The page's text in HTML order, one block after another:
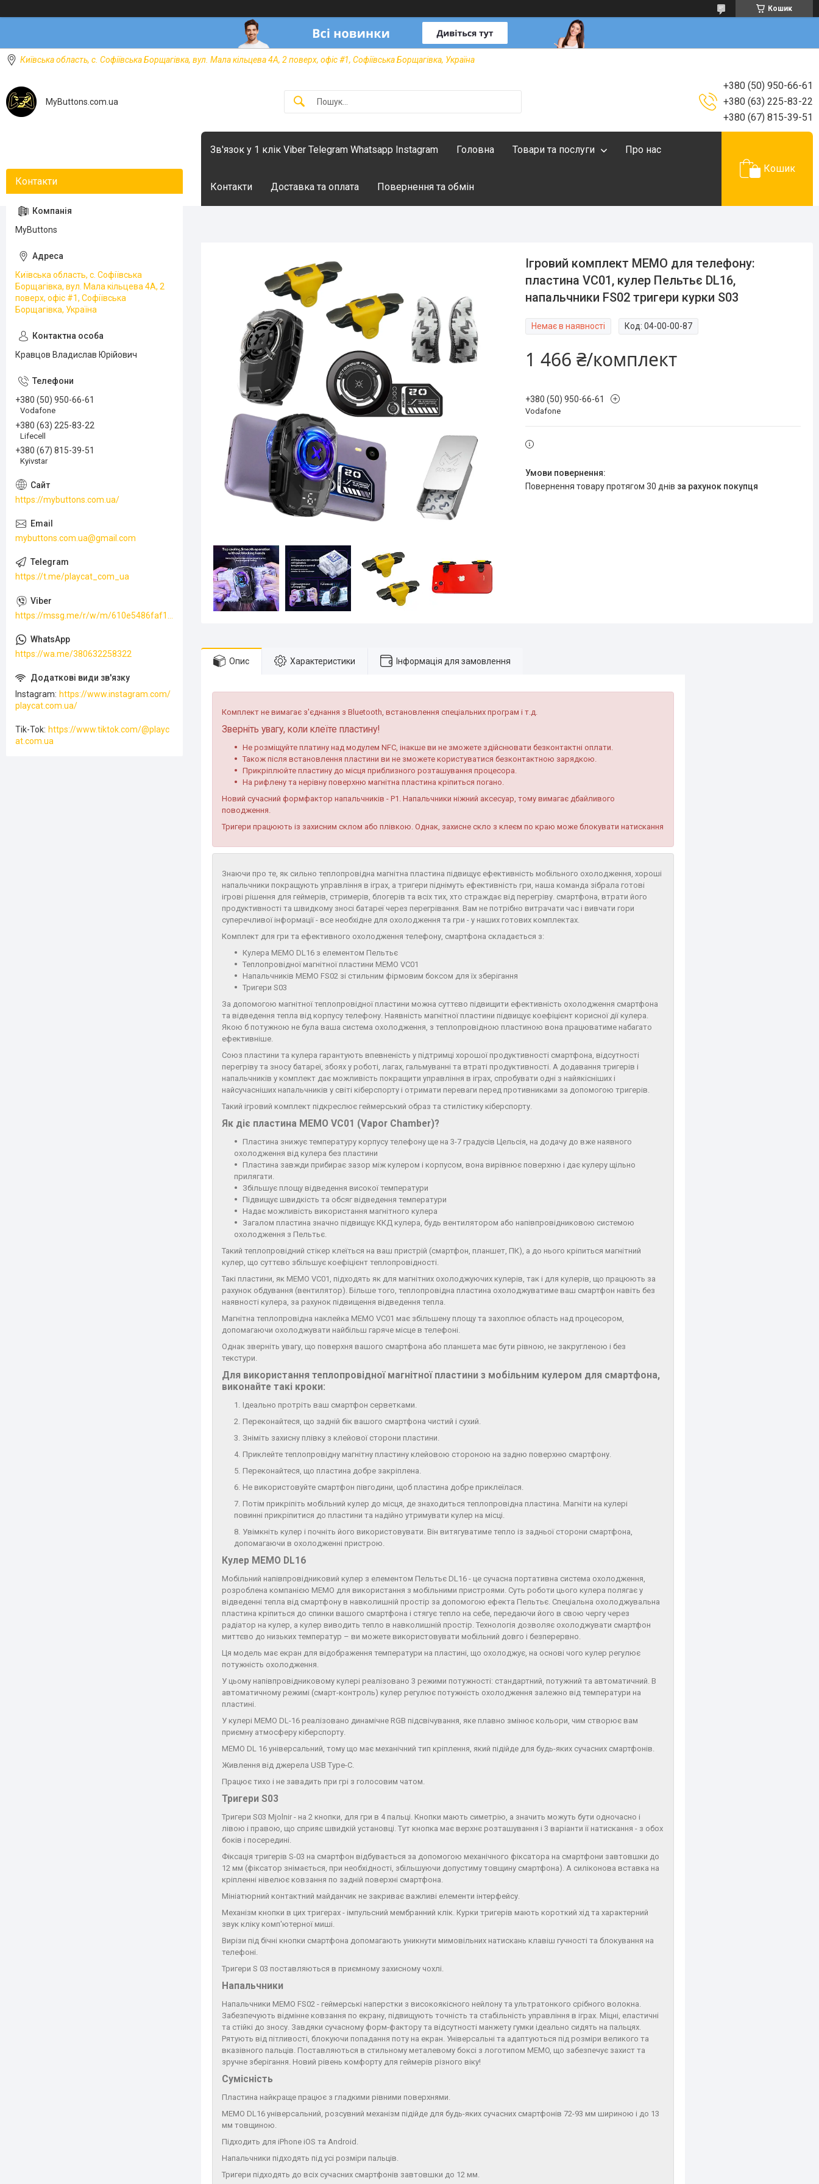
Кошик
Київська область, с. Софіївська Борщагівка, вул. Мала кільцева 4А, 2 поверх, офіс #1, Софіївська Борщагівка, Україна
MyButtons.com.ua
+380 (50) 950-66-61
+380 (63) 225-83-22
+380 (67) 815-39-51
Зв'язок у 1 клік Viber Telegram Whatsapp Instagram Головна Товари та послуги Про нас
Контакти Доставка та оплата Повернення та обмін
Кошик
Ігровий комплект MEMO для телефону:
пластина VC01, кулер Пельтьє DL16,
напальчники FS02 тригери курки S03
Немає в наявності Код:04-00-00-87
1 466 ₴/комплект
+380 (50) 950-66-61
Vodafone
повернення товару протягом 30 днів за рахунок покупця
Опис Характеристики Інформація для замовлення
Комплект не вимагає з'єднання з Bluetooth, встановлення спеціальних програм і т.д.
Зверніть увагу, коли клеїте пластину!
Не розміщуйте платину над модулем NFC, інакше ви не зможете здійснювати безконтактні оплати.
Також після встановлення пластини ви не зможете користуватися безконтактною зарядкою.
Прикріплюйте пластину до місця приблизного розташування процесора.
На рифлену та нерівну поверхню магнітна пластина кріпиться погано.
Новий сучасний формфактор напальчників - P1. Напальчники ніжний аксесуар, тому вимагає дбайливого
поводження.
Тригери працюють із захисним склом або плівкою. Однак, захисне скло з клеєм по краю може блокувати натискання
Знаючи про те, як сильно теплопровідна магнітна пластина підвищує ефективність мобільного охолодження, хороші
напальчники покращують управління в іграх, а тригери піднімуть ефективність гри, наша команда зібрала готові
ігрові рішення для геймерів, стримерів, блогерів та всіх тих, хто страждає від перегріву. смартфона, втрати його
продуктивності та швидкому зносі батареї через перегрівання. Вам не потрібно витрачати час і вивчати гори
суперечливої інформації - все необхідне для охолодження та гри - у наших готових комплектах.
Комплект для гри та ефективного охолодження телефону, смартфона складається з:
Кулера MEMO DL16 з елементом Пельтьє
Теплопровідної магнітної пластини MEMO VC01
Напальчників MEMO FS02 зі стильним фірмовим боксом для їх зберігання
Тригери S03
За допомогою магнітної теплопровідної пластини можна суттєво підвищити ефективність охолодження смартфона
та відведення тепла від корпусу телефону. Наявність магнітної пластини підвищує коефіцієнт корисної дії кулера.
Якою б потужною не була ваша система охолодження, з теплопровідною пластиною вона працюватиме набагато
ефективніше.
Союз пластини та кулера гарантують впевненість у підтримці хорошої продуктивності смартфона, відсутності
перегріву та зносу батареї, збоях у роботі, лагах, гальмуванні та втраті продуктивності. А додавання тригерів і
напальчників у комплект дає можливість покращити управління в іграх, спробувати одні з найякісніших і
найсучасніших напальчників у світі кіберспорту і отримати переваги перед противниками за допомогою тригерів.
Такий ігровий комплект підкреслює геймерський образ та стилістику кіберспорту.
Як діє пластина MEMO VC01 (Vapor Chamber)?
Пластина знижує температуру корпусу телефону ще на 3-7 градусів Цельсія, на додачу до вже наявного
охолодження від кулера без пластини
Пластина завжди прибирає зазор між кулером і корпусом, вона вирівнює поверхню і дає кулеру щільно
прилягати.
Збільшує площу відведення високої температури
Підвищує швидкість та обсяг відведення температури
Надає можливість використання магнітного кулера
Загалом пластина значно підвищує ККД кулера, будь вентилятором або напівпровідниковою системою
охолодження з Пельтьє.
Такий теплопровідний стікер клеїться на ваш пристрій (смартфон, планшет, ПК), а до нього кріпиться магнітний
кулер, що суттєво збільшує коефіцієнт теплопровідності.
Такі пластини, як MEMO VC01, підходять як для магнітних охолоджуючих кулерів, так і для кулерів, що працюють за
рахунок обдування (вентилятор). Більше того, теплопровідна пластина охолоджуватиме ваш смартфон навіть без
наявності кулера, за рахунок підвищення відведення тепла.
Магнітна теплопровідна наклейка MEMO VC01 має збільшену площу та захоплює область над процесором,
допомагаючи охолоджувати найбільш гаряче місце в телефоні.
Однак зверніть увагу, що поверхня вашого смартфона або планшета має бути рівною, не закругленою і без
текстури.
Для використання теплопровідної магнітної пластини з мобільним кулером для смартфона,
виконайте такі кроки:
Ідеально протріть ваш смартфон серветками.
Переконайтеся, що задній бік вашого смартфона чистий і сухий.
Зніміть захисну плівку з клейової сторони пластини.
Приклейте теплопровідну магнітну пластину клейовою стороною на задню поверхню смартфону.
Переконайтеся, що пластина добре закріплена.
Не використовуйте смартфон півгодини, щоб пластина добре приклеїлася.
Потім прикріпіть мобільний кулер до місця, де знаходиться теплопровідна пластина. Магніти на кулері
повинні прикріпитися до пластини та надійно утримувати кулер на місці.
Увімкніть кулер і почніть його використовувати. Він витягуватиме тепло із задньої сторони смартфона,
допомагаючи в охолодженні пристрою.
Кулер MEMO DL16
Мобільний напівпровідниковий кулер з елементом Пельтьє DL16 - це сучасна портативна система охолодження,
розроблена компанією MEMO для використання з мобільними пристроями. Суть роботи цього кулера полягає у
відведенні тепла від смартфону в навколишній простір за допомогою ефекта Пельтьє. Спеціальна охолоджувальна
пластина кріпиться до спинки вашого смартфона і стягує тепло на себе, передаючи його в свою чергу через
радіатор на кулер, а кулер виводить тепло в навколишній простір. Технологія дозволяє охолоджувати смартфон
миттєво до низьких температур – ви можете використовувати мобільний довго і безперервно.
Ця модель має екран для відображення температури на пластині, що охолоджує, на основі чого кулер регулює
потужність охолодження.
У цьому напівпровідниковому кулері реалізовано 3 режими потужності: стандартний, потужний та автоматичний. В
автоматичному режимі (смарт-контроль) кулер регулює потужність охолодження залежно від температури на
пластині.
У кулері MEMO DL-16 реалізовано динамічне RGB підсвічування, яке плавно змінює кольори, чим створює вам
приємну атмосферу кіберспорту.
MEMO DL 16 універсальний, тому що має механічний тип кріплення, який підійде для будь-яких сучасних смартфонів.
Живлення від джерела USB Type-C.
Працює тихо і не завадить при грі з голосовим чатом.
Тригери S03
Тригери S03 Mjolnir - на 2 кнопки, для гри в 4 пальці. Кнопки мають симетрію, а значить можуть бути одночасно і
лівою і правою, що сприяє швидкій установці. Тут кнопка має верхнє розташування і 3 варіанти її натискання - з обох
боків і посередині.
Фіксація тригерів S-03 на смартфон відбувається за допомогою механічного фіксатора на смартфони завтовшки до
12 мм (фіксатор знімається, при необхідності, збільшуючи допустиму товщину смартфона). А силіконова вставка на
кріпленні нівелює ковзання по задній поверхні смартфона.
Мініатюрний контактний майданчик не закриває важливі елементи інтерфейсу.
Механізм кнопки в цих тригерах - імпульсний мембранний клік. Курки тригерів мають короткий хід та характерний
звук кліку комп'ютерної миші.
Вирізи під бічні кнопки смартфона допомагають уникнути мимовільних натискань клавіш гучності та блокування на
телефоні.
Тригери S 03 поставляються в приємному захисному чохлі.
Напальчники
Напальчники MEMO FS02 - геймерські наперстки з високоякісного нейлону та ультратонкого срібного волокна.
Забезпечують відмінне ковзання по екрану, підвищують точність та стабільність управління в іграх. Міцні, еластичні
та стійкі до зносу. Завдяки сучасному форм-фактору та відсутності манжету гумки ідеально сидять на пальцях.
Рятують від пітливості, блокуючи попадання поту на екран. Універсальні та адаптуються під розміри великого та
вказівного пальців. Поставляються в стильному металевому боксі з логотипом MEMO, що забезпечує захист та
зручне зберігання. Новий рівень комфорту для геймерів різного віку!
Сумісність
Пластина найкраще працює з гладкими рівними поверхнями.
MEMO DL16 універсальний, розсувний механізм підійде для будь-яких сучасних смартфонів 72-93 мм шириною і до 13
мм товщиною.
Підходить для iPhone iOS та Android.
Напальчники підходять під усі розміри пальців.
Тригери підходять до всіх сучасних смартфонів завтовшки до 12 мм.
MyButtons
Київська область, с. Софіївська
Борщагівка, вул. Мала кільцева 4А, 2
поверх, офіс #1, Софіївська
Борщагівка, Україна
Кравцов Владислав Юрійович
+380 (50) 950-66-61
Vodafone
+380 (63) 225-83-22
Lifecell
+380 (67) 815-39-51
Kyivstar
https://mybuttons.com.ua/
mybuttons.com.ua@gmail.com
https://t.me/playcat_com_ua
https://mssg.me/r/w/m/610e5486faf13f001ffc23dc
https://wa.me/380632258322
Instagram
https://www.instagram.com/
playcat.com.ua/
Tik-Tok https://www.tiktok.com/@playc
at.com.ua